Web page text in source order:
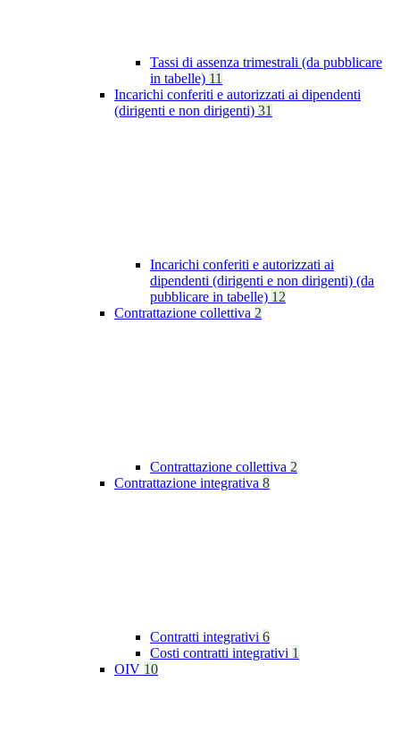
Tassi di assenza trimestrali (da pubblicare
in tabelle) 11
Incarichi conferiti e autorizzati ai dipendenti
(dirigenti e non dirigenti) 31
Incarichi conferiti e autorizzati ai
dipendenti (dirigenti e non dirigenti) (da
pubblicare in tabelle) 12
Contrattazione collettiva 2
Contrattazione collettiva 2
Contrattazione integrativa 8
Contratti integrativi 6
Costi contratti integrativi 1
OIV 10